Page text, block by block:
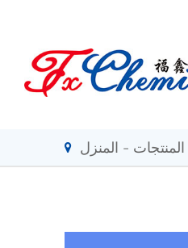
المنزل المنتجات